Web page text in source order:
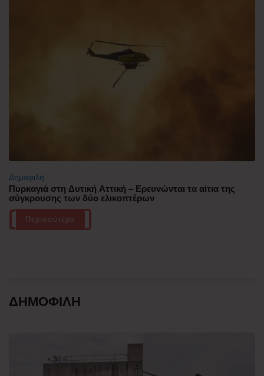
Δημοφιλή
Πυρκαγιά στη Δυτική Αττική – Ερευνώνται τα αίτια της
σύγκρουσης των δύο ελικοπτέρων
Περισσότερα
ΔΗΜΟΦΙΛΗ